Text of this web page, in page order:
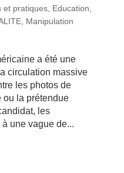
et pratiques, Education,
, Manipulation
a été une
circulation massive
les photos de
ou la prétendue
les
une vague de...